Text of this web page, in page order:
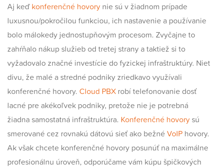
Aj keďkonferenčné hovory nie sú v žiadnom prípade
luxusnou/pokročilou funkciou, ich nastavenie a používanie
bolo málokedy jednostupňovým procesom. Zvyčajne to
zahŕňalo nákup služieb od tretej strany a taktiež si to
vyžadovalo značné investície do fyzickej infraštruktúry. Niet
divu, že malé a stredné podniky zriedkavo využívali
konferenčné hovory. Cloud PBX robí telefonovanie dosť
lacné pre akékoľvek podniky, pretože nie je potrebná
žiadna samostatná infraštruktúra. Konferenčné hovorysú
smerované cez rovnakú dátovú sieť ako bežné VoIP hovory.
Ak však chcete konferenčné hovory posunúť na maximálne
profesionálnu úroveň, odporúčame vám kúpu špičkových